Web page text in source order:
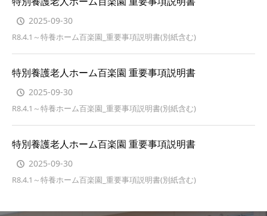
2025-09-30
R8.4.1～特養ホーム百楽園_重要事項説明書(別紙含む)
特別養護老人ホーム百楽園 重要事項説明書
2025-09-30
R8.4.1～特養ホーム百楽園_重要事項説明書(別紙含む)
特別養護老人ホーム百楽園 重要事項説明書
2025-09-30
R8.4.1～特養ホーム百楽園_重要事項説明書(別紙含む)